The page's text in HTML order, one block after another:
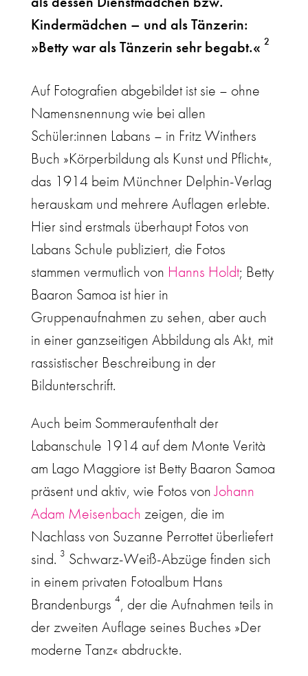
Kindermädchen – und als Tänzerin:
»Betty war als Tänzerin sehr begabt.« 2
Auf Fotografien abgebildet ist sie – ohne
Namensnennung wie bei allen
Schüler:innen Labans – in Fritz Winthers
Buch »Körperbildung als Kunst und Pflicht«,
das 1914 beim Münchner Delphin-Verlag
herauskam und mehrere Auflagen erlebte.
Hier sind erstmals überhaupt Fotos von
Labans Schule publiziert, die Fotos
stammen vermutlich von Hanns Holdt; Betty
Baaron Samoa ist hier in
Gruppenaufnahmen zu sehen, aber auch
in einer ganzseitigen Abbildung als Akt, mit
rassistischer Beschreibung in der
Bildunterschrift.
Auch beim Sommeraufenthalt der
Labanschule 1914 auf dem Monte Verità
am Lago Maggiore ist Betty Baaron Samoa
präsent und aktiv, wie Fotos vonJohann
Adam Meisenbach zeigen, die im
Nachlass von Suzanne Perrottet überliefert
sind. 3 Schwarz-Weiß-Abzüge finden sich
in einem privaten Fotoalbum Hans
Brandenburgs 4, der die Aufnahmen teils in
der zweiten Auflage seines Buches »Der
moderne Tanz« abdruckte.